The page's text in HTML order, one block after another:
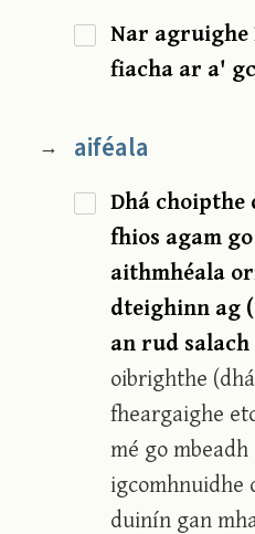
Nar
fiacha ar a'
→ aiféala
Dhá choipthe
fhios agam
aithmhéala
dteighinn ag
an rud salach
oibrighthe
fheargaighe
mé go
igcomhnuidhe
duinín gan